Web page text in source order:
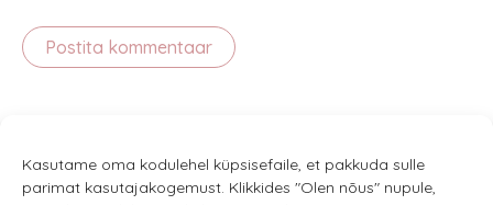
Kasutame oma kodulehel küpsisefaile, et pakkuda sulle
parimat kasutajakogemust. Klikkides "Olen nõus" nupule,